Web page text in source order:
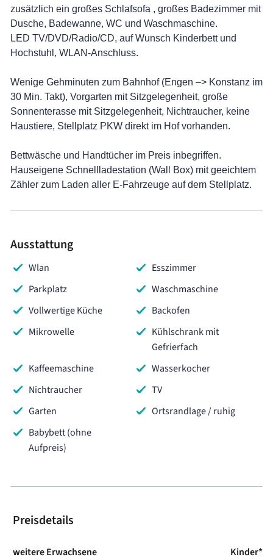
zusätzlich ein großes Schlafsofa , großes Badezimmer mit
Dusche, Badewanne, WC und Waschmaschine.
LED TV/DVD/Radio/CD, auf Wunsch Kinderbett und
Hochstuhl, WLAN-Anschluss.
Wenige Gehminuten zum Bahnhof (Engen –> Konstanz im
30 Min. Takt), Vorgarten mit Sitzgelegenheit, große
Sonnenterasse mit Sitzgelegenheit, Nichtraucher, keine
Haustiere, Stellplatz PKW direkt im Hof vorhanden.
Bettwäsche und Handtücher im Preis inbegriffen.
Hauseigene Schnellladestation (Wall Box) mit geeichtem
Zähler zum Laden aller E-Fahrzeuge auf dem Stellplatz.
Ausstattung
Wlan
Esszimmer
Parkplatz
Waschmaschine
Vollwertige Küche
Backofen
Mikrowelle
Kühlschrank mit
Gefrierfach
Kaffeemaschine
Wasserkocher
Nichtraucher
TV
Garten
Ortsrandlage / ruhig
Babybett (ohne
Aufpreis)
Preisdetails
weitere Erwachsene
Kinder*